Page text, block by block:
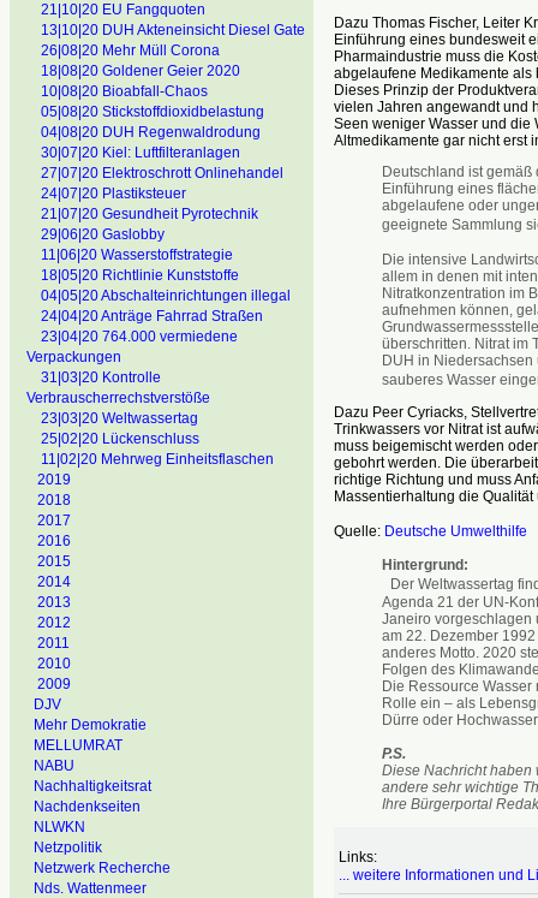
21|10|20 EU Fangquoten
13|10|20 DUH Akteneinsicht Diesel Gate
26|08|20 Mehr Müll Corona
18|08|20 Goldener Geier 2020
10|08|20 Bioabfall-Chaos
05|08|20 Stickstoffdioxidbelastung
04|08|20 DUH Regenwaldrodung
30|07|20 Kiel: Luftfilteranlagen
27|07|20 Elektroschrott Onlinehandel
24|07|20 Plastiksteuer
21|07|20 Gesundheit Pyrotechnik
29|06|20 Gaslobby
11|06|20 Wasserstoffstrategie
18|05|20 Richtlinie Kunststoffe
04|05|20 Abschalteinrichtungen illegal
24|04|20 Anträge Fahrrad Straßen
23|04|20 764.000 vermiedene
Verpackungen
31|03|20 Kontrolle
Verbrauscherrechstverstöße
23|03|20 Weltwassertag
25|02|20 Lückenschluss
11|02|20 Mehrweg Einheitsflaschen
2019
2018
2017
2016
2015
2014
2013
2012
2011
2010
2009
DJV
Mehr Demokratie
MELLUMRAT
NABU
Nachhaltigkeitsrat
Nachdenkseiten
NLWKN
Netzpolitik
Netzwerk Recherche
Nds. Wattenmeer
Dazu Thomas Fischer, Leiter
Einführung eines bundesweit
Pharmaindustrie muss die
abgelaufene Medikamente
Dieses Prinzip der
vielen Jahren angewandt und
Seen weniger Wasser und die
Altmedikamente gar nicht erst
Deutschland ist
Einführung eines
abgelaufene oder
geeignete Sammlung
Die intensive
allem in denen mit
Nitratkonzentration im
aufnehmen können,
überschritten. Nitrat im
DUH in
sauberes Wasser
Dazu Peer Cyriacks,
Trinkwassers vor Nitrat ist
muss beigemischt werden
gebohrt werden. Die
richtige Richtung und muss
Massentierhaltung die
Quelle: Deutsche Umwelthilfe
Hintergrund:
Der Weltwassertag
Agenda 21 der UN-
Janeiro vorgeschlagen
am 22. Dezember
anderes Motto. 2020
Folgen des
Die Ressource
Rolle ein – als
Dürre oder
P.S.
Diese Nachricht haben
andere sehr wichtige
Ihre Bürgerportal
Links:
... weitere Informationen und